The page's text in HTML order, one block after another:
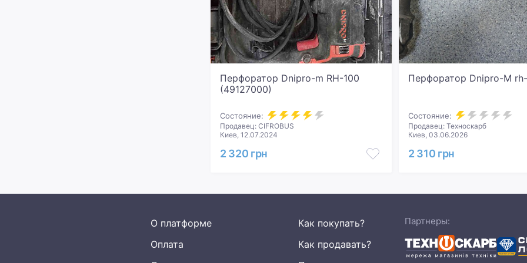
Перфоратор Dnipro-m RH-100
(49127000)
Состояние:
Продавец: CIFROBUS
Киев, 12.07.2024
2 320 грн
Перфоратор Dnipro-M
Состояние:
Продавец: Техноскарб
Киев, 03.06.2026
2 310 грн
О платформе
Оплата
Как покупать?
Как продавать?
Партнеры: